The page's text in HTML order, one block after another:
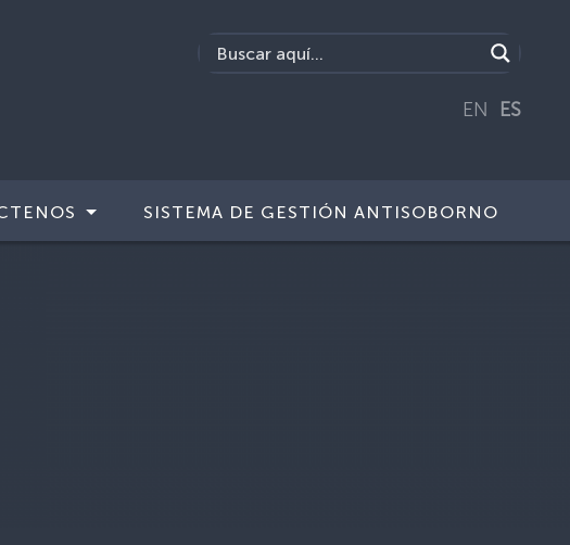
EN ES
SISTEMA DE GESTIÓN ANTISOBORNO